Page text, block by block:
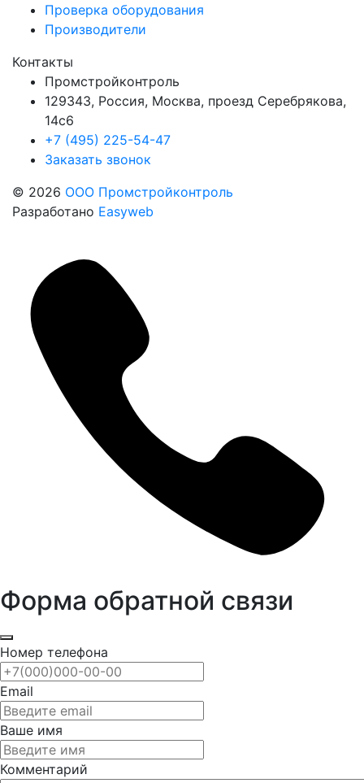
Проверка оборудования
Производители
Контакты
Промстройконтроль
129343, Россия, Москва, проезд Серебрякова,
14с6
+7 (495) 225-54-47
Заказать звонок
© 2026 ООО Промстройконтроль
Разработано Easyweb
Форма обратной связи
Номер телефона
Email
Ваше имя
Комментарий